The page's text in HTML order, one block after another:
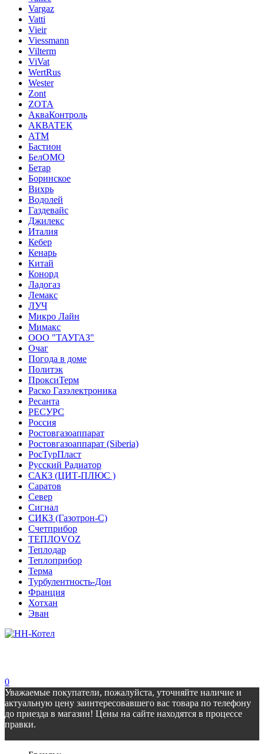
Vargaz
Vatti
Vieir
Viessmann
Vilterm
ViVat
WertRus
Wester
Zont
ZOTA
АкваКонтроль
АКВАТЕК
АТМ
Бастион
БелОМО
Бетар
Боринское
Вихрь
Водолей
Газдевайс
Джилекс
Италия
Кебер
Кенарь
Китай
Конорд
Ладогаз
Лемакс
ЛУЧ
Микро Лайн
Мимакс
ООО "ТАУГАЗ"
Очаг
Погода в доме
Политэк
ПроксиТерм
Раско Газэлектроника
Ресанта
РЕСУРС
Россия
Ростовгазоаппарат
Ростовгазоаппарат (Siberia)
РосТурПласт
Русский Радиатор
САКЗ (ЦИТ-ПЛЮС )
Саратов
Север
Сигнал
СИКЗ (Газотрон-С)
Счетприбор
ТЕПЛОVOZ
Теплодар
Теплоприбор
Терма
Турбулентность-Дон
Франция
Хотхан
Эван
0
Уважаемые покупатели, пожалуйста, уточняйте наличие и
актуальную цену заинтересовавшего вас товара по телефону
до приезда в магазин! Цены на сайте находятся в процессе
правки.